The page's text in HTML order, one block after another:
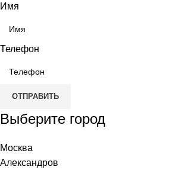
Имя
Телефон
ОТПРАВИТЬ
Выберите город
Москва
Александров